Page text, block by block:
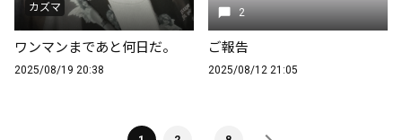
カズマ
ワンマンまであと何日だ。
2025/08/19 20:38
2
ご報告
2025/08/12 21:05